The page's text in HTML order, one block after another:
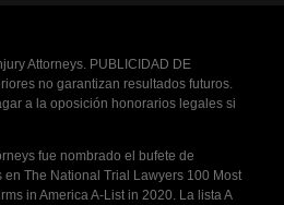
Attorneys. PUBLICIDAD DE
no garantizan resultados futuros.
a la oposición honorarios legales si
fue nombrado el bufete de
The National Trial Lawyers 100 Most
in America A-List in 2020. La lista A